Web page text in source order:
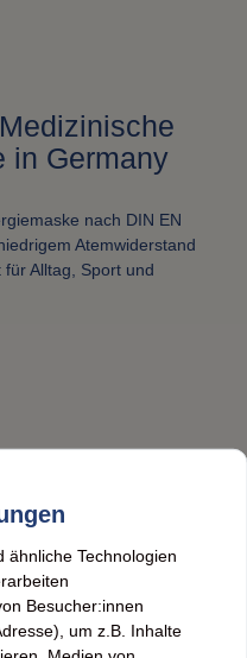
in Germany
nach DIN EN
Atemwiderstand
Alltag, Sport und
FeineHeimat
beschaffen.
ähnliche Technologien
Besucher:innen
um z.B. Inhalte